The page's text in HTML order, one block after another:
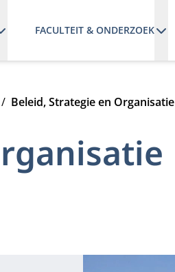
FACULTEIT & ONDERZOEK
Beleid, Strategie en Organisatie